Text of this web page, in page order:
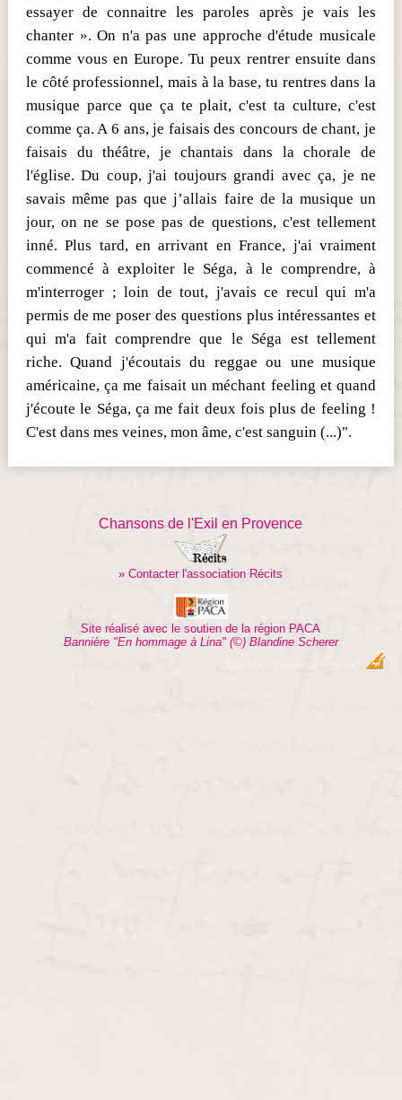
essayer de connaitre les paroles après je vais les
chanter ». On n'a pas une approche d'étude musicale
comme vous en Europe. Tu peux rentrer ensuite dans
le côté professionnel, mais à la base, tu rentres dans la
musique parce que ça te plait, c'est ta culture, c'est
comme ça. A 6 ans, je faisais des concours de chant, je
faisais du théâtre, je chantais dans la chorale de
l'église. Du coup, j'ai toujours grandi avec ça, je ne
savais même pas que j’allais faire de la musique un
jour, on ne se pose pas de questions, c'est tellement
inné. Plus tard, en arrivant en France, j'ai vraiment
commencé à exploiter le Séga, à le comprendre, à
m'interroger ; loin de tout, j'avais ce recul qui m'a
permis de me poser des questions plus intéressantes et
qui m'a fait comprendre que le Séga est tellement
riche. Quand j'écoutais du reggae ou une musique
américaine, ça me faisait un méchant feeling et quand
j'écoute le Séga, ça me fait deux fois plus de feeling !
C'est dans mes veines, mon âme, c'est sanguin (...)".
Chansons de l'Exil en Provence
» Contacter l'association Récits
Site réalisé avec le soutien de la région PACA
Bannière "En hommage à Lina" (©) Blandine Scherer